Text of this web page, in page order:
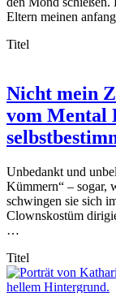
Eltern meinen
Titel
Nicht mein
vom Mental
Unbedankt und
Kümmern“ – sogar,
schwingen sie sich
Clownskostüm
…
Titel